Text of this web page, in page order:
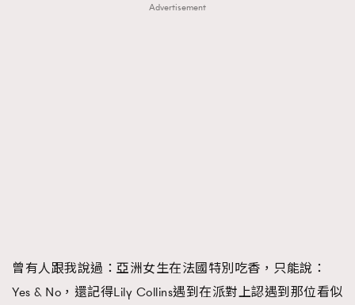
Advertisement
曾有人跟我說過：亞洲女生在法國特別吃香，只能說：
Yes & No，還記得Lily Collins遇到在派對上認遇到那位看似